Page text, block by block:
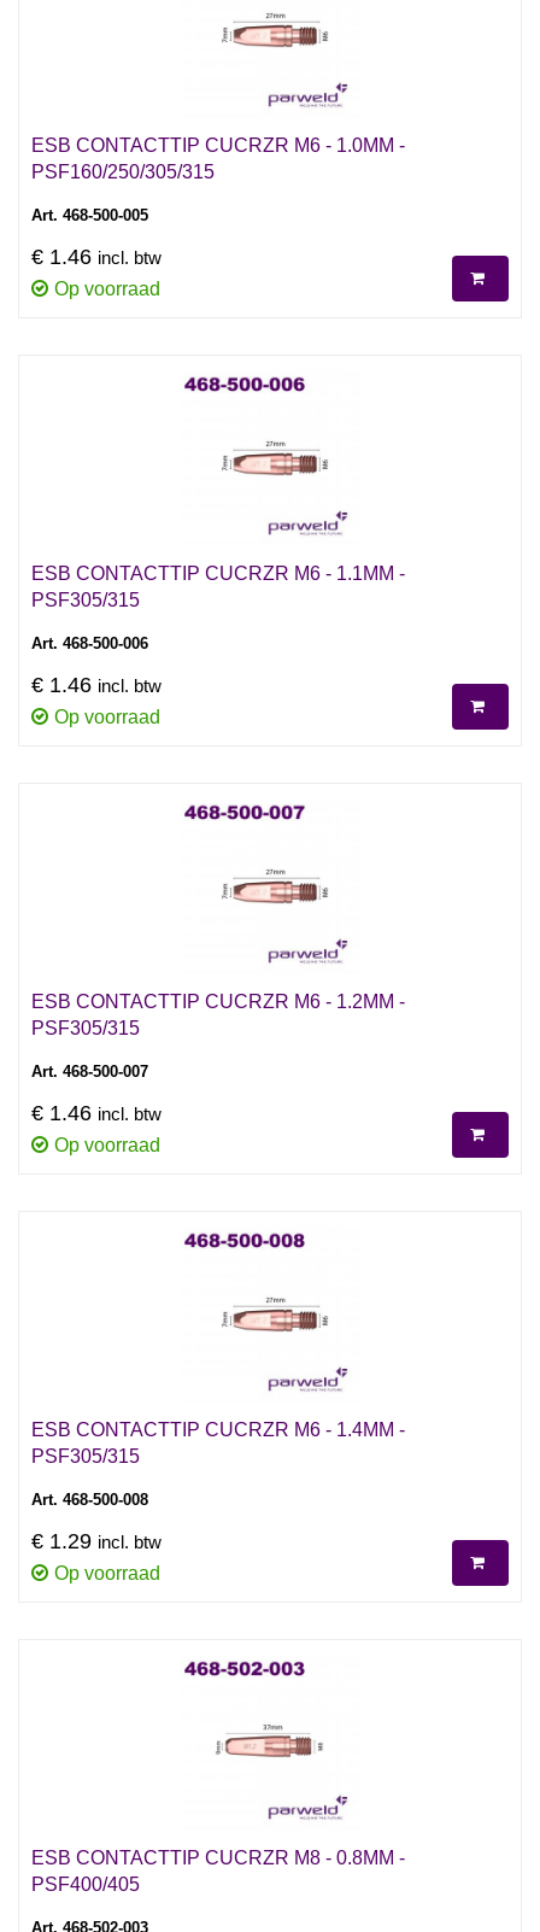
ESB CONTACTTIP CUCRZR M6 - 1.0MM -
PSF160/250/305/315
Art. 468-500-005
€ 1.46 incl. btw
Op voorraad
ESB CONTACTTIP CUCRZR M6 - 1.1MM -
PSF305/315
Art. 468-500-006
€ 1.46 incl. btw
Op voorraad
ESB CONTACTTIP CUCRZR M6 - 1.2MM -
PSF305/315
Art. 468-500-007
€ 1.46 incl. btw
Op voorraad
ESB CONTACTTIP CUCRZR M6 - 1.4MM -
PSF305/315
Art. 468-500-008
€ 1.29 incl. btw
Op voorraad
ESB CONTACTTIP CUCRZR M8 - 0.8MM -
PSF400/405
Art. 468-502-003